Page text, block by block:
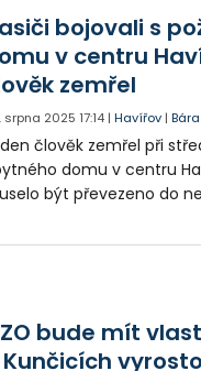
zabránil hlásič
obyvatele domu.
bojovali s
v centru
zemřel
srpna 2025 17:14 |Havířov |
člověk zemřel při
domu v centru
být převezeno do
bude mít
Kunčicích